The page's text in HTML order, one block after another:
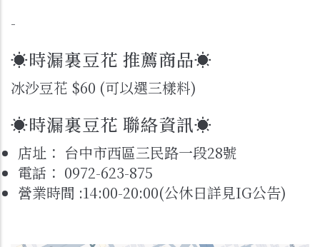
-
☀時漏裏豆花 推薦商品☀
冰沙豆花 $60 (可以選三樣料)
☀時漏裏豆花 聯絡資訊☀
店址： 台中市西區三民路一段28號
電話： 0972-623-875
營業時間 :14:00-20:00(公休日詳見IG公告)